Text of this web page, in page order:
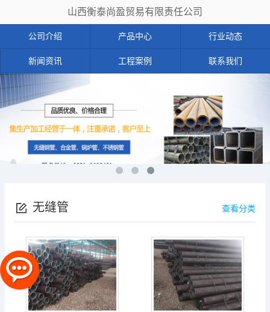
山西衡泰尚盈贸易有限责任公司
公司介绍 产品中心 行业动态
新闻资讯 工程案例 联系我们
无缝管 查看分类